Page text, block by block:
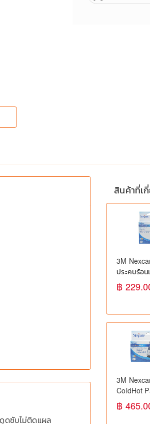
ดซับไม่ติดแผล
สินค้าที่เ
3M
ประคบร้อน
Hot Pack
฿
3M
ColdHot
ทรีเอ็ม เน็ก
ประคบร้อ
฿